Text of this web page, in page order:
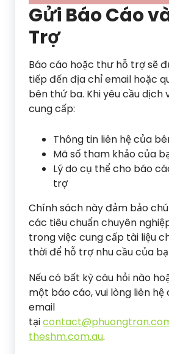
Gửi Báo Cáo
Trợ
Báo cáo hoặc thư hỗ trợ sẽ
tiếp đến địa chỉ email hoặc
bên thứ ba. Khi yêu cầu dịch
cung cấp:
Thông tin liên hệ của
Mã số tham khảo của
Lý do cụ thể cho báo
trợ
Chính sách này đảm bảo
các tiêu chuẩn chuyên
trong việc cung cấp tài liệu
thời để hỗ trợ nhu cầu của
Nếu có bất kỳ câu hỏi nào
một báo cáo, vui lòng liên hệ
email
tại
theshm.com.au.